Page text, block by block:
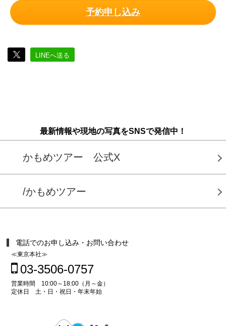
予約申し込み
LINEへ送る
最新情報や現地の写真をSNSで発信中！
かもめツアー 公式X
/かもめツアー
電話でのお申し込み・お問い合わせ
≪東京本社≫
03-3506-0757
営業時間 10:00～18:00（月～金）
定休日 土・日・祝日・年末年始